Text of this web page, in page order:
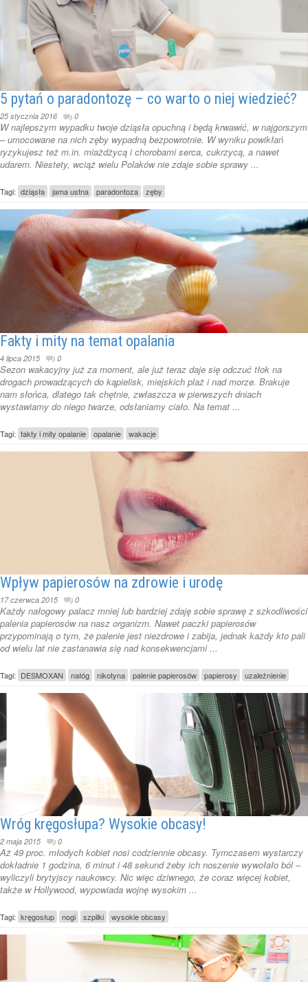
5 pytań o paradontozę – co warto o niej wiedzieć?
25 stycznia 2016 0
W najlepszym wypadku twoje dziąsła opuchną i będą krwawić, w najgorszym
– umocowane na nich zęby wypadną bezpowrotnie. W wyniku powikłań
ryzykujesz też m.in. miażdżycą i chorobami serca, cukrzycą, a nawet
udarem. Niestety, wciąż wielu Polaków nie zdaje sobie sprawy ...
Tagi: dziąsła jama ustna paradontoza zęby
Fakty i mity na temat opalania
4 lipca 2015 0
Sezon wakacyjny już za moment, ale już teraz daje się odczuć tłok na
drogach prowadzących do kąpielisk, miejskich plaż i nad morze. Brakuje
nam słońca, dlatego tak chętnie, zwłaszcza w pierwszych dniach
wystawiamy do niego twarze, odsłaniamy ciało. Na temat ...
Tagi: fakty i mity opalanie opalanie wakacje
Wpływ papierosów na zdrowie i urodę
17 czerwca 2015 0
Każdy nałogowy palacz mniej lub bardziej zdaję sobie sprawę z szkodliwości
palenia papierosów na nasz organizm. Nawet paczki papierosów
przypominają o tym, że palenie jest niezdrowe i zabija, jednak każdy kto pali
od wielu lat nie zastanawia się nad konsekwencjami ...
Tagi: DESMOXAN nałóg nikotyna palenie papierosów papierosy uzależnienie
Wróg kręgosłupa? Wysokie obcasy!
2 maja 2015 0
Aż 49 proc. młodych kobiet nosi codziennie obcasy. Tymczasem wystarczy
dokładnie 1 godzina, 6 minut i 48 sekund żeby ich noszenie wywołało ból –
wyliczyli brytyjscy naukowcy. Nic więc dziwnego, że coraz więcej kobiet,
także w Hollywood, wypowiada wojnę wysokim ...
Tagi: kręgosłup nogi szpilki wysokie obcasy